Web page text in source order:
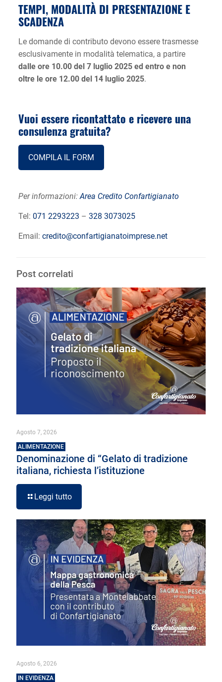
TEMPI, MODALITÀ DI PRESENTAZIONE E
SCADENZA
Le domande di contributo devono essere trasmesse
esclusivamente in modalità telematica, a partire
dalle ore 10.00 del 7 luglio 2025 ed entro e non
oltre le ore 12.00 del 14 luglio 2025.
Vuoi essere ricontattato e ricevere una
consulenza gratuita?
COMPILA IL FORM
Per informazioni:Area Credito Confartigianato
Tel: 071 2293223 – 328 3073025
Email: credito@confartigianatoimprese.net
Post correlati
Agosto 7, 2026
ALIMENTAZIONE
Denominazione di “Gelato di tradizione
italiana, richiesta l’istituzione
Leggi tutto
Agosto 6, 2026
IN EVIDENZA